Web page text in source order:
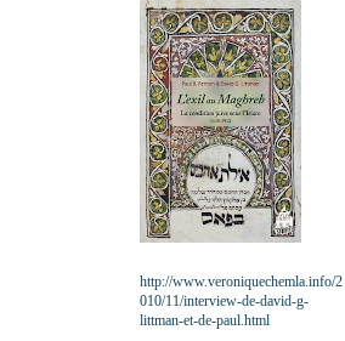
http://www.veroniquechemla.info/2
010/11/interview-de-david-g-
littman-et-de-paul.html